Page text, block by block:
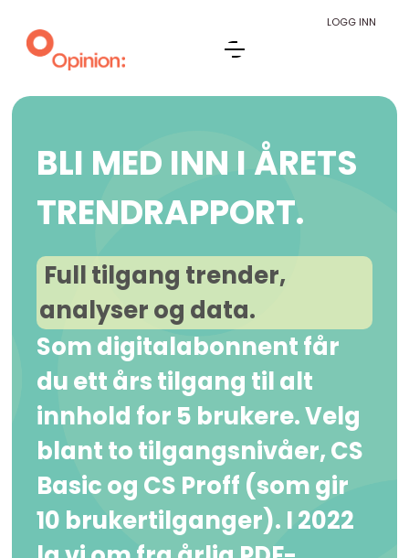
LOGG INN
BLI MED INN I ÅRETS
TRENDRAPPORT.
Full tilgang trender,
analyser og data.
Som digitalabonnent får
du ett års tilgang til alt
innhold for 5 brukere. Velg
blant to tilgangsnivåer, CS
Basic og CS Proff (som gir
10 brukertilganger). I 2022